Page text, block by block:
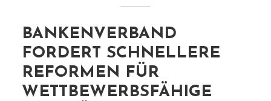
BANKENVERBAND
FORDERT SCHNELLERE
REFORMEN FÜR
WETTBEWERBSFÄHIGE